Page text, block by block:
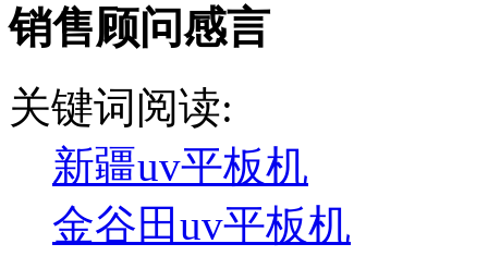
销售顾问感言
关键词阅读:
新疆uv平板机
金谷田uv平板机